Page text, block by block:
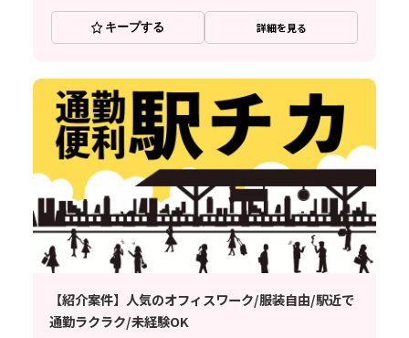
キープする 詳細を見る
【紹介案件】人気のオフィスワーク/服装自由/駅近で
通勤ラクラク/未経験OK